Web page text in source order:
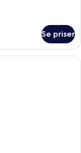
Se priser